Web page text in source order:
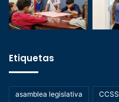
Etiquetas
asamblea legislativa CCSS